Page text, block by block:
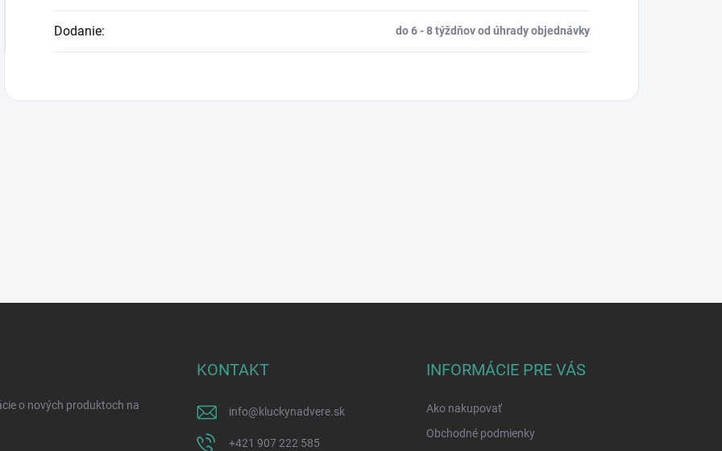
Dodanie: do 6 - 8 týždňov od úhrady objednávky
o nových produktoch na
KONTAKT
info@kluckynadvere.sk
+421 907 222 585
INFORMÁCIE PRE VÁS
Ako nakupovať
Obchodné podmienky